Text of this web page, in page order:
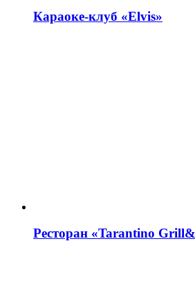
Караоке-клуб «Elvis»
Ресторан «Tarantino